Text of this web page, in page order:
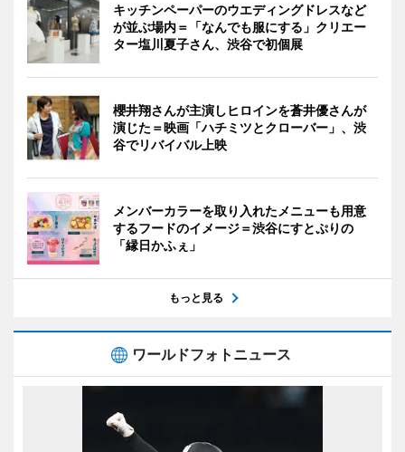
キッチンペーパーのウエディングドレスなど
が並ぶ場内＝「なんでも服にする」クリエー
ター塩川夏子さん、渋谷で初個展
櫻井翔さんが主演しヒロインを蒼井優さんが
演じた＝映画「ハチミツとクローバー」、渋
谷でリバイバル上映
メンバーカラーを取り入れたメニューも用意
するフードのイメージ＝渋谷にすとぷりの
「縁日かふぇ」
もっと見る
ワールドフォトニュース